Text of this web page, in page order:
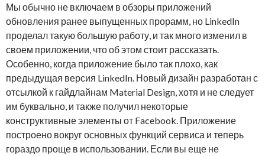
Мы обычно не включаем в обзоры приложений
обновления ранее выпущенных прорамм, но LinkedIn
проделал такую большую работу, и так много изменил в
своем приложении, что об этом стоит рассказать.
Особенно, когда приложение было так плохо, как
предыдущая версия LinkedIn. Новый дизайн разработан с
отсылкой к гайдлайнам Material Design, хотя и не следует
им буквально, и также получил некоторые
конструктивные элементы от Facebook. Приложение
построено вокруг основных функций сервиса и теперь
гораздо проще в использовании. Если вы еще не